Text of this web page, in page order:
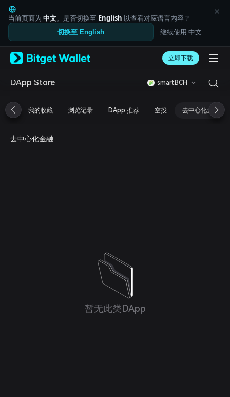
English
日本語
Tiếng Việt
Русский
Español (Latinoamérica)
Türkçe
Français
简体中文
繁體中文
Bahasa Indonesia
ภาษาไทย
当前页面为 中文。是否切换至 English 以查看对应语言内容？
切换至 English 继续使用 中文
立即下载
DApp Store smartBCH
我的收藏 浏览记录 DApp 推荐 空投 去中心化金融
去中心化金融
暂无此类DApp